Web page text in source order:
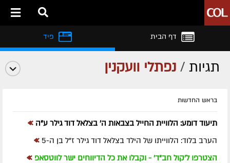
דף הבית
תגיות / נפתלי וועקנין
בראש החדשות
תיעוד דומע: הלוויית החייל בצבאות ה' בצלאל דוד גילר ע"ה »
הערב בלוד: הלווייתו של הילד בצלאל דוד גילר ז"ל בן ה-5 »
הצטרפו ל'קול חב"ד' - וקבלו את כל הדיווחים ישר לווטסאפ »